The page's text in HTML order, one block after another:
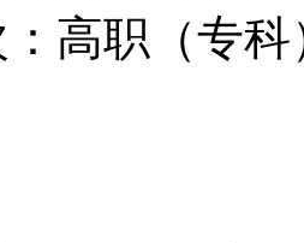
高职（专